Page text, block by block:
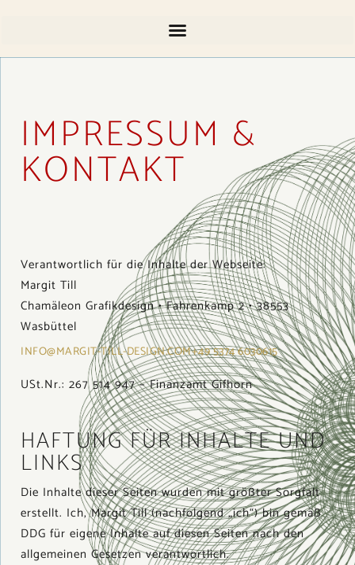
IMPRESSUM &
KONTAKT
Verantwortlich für die Inhalte der Webseite:
Margit Till
Chamäleon Grafikdesign • Fahrenkamp 2 • 38553
Wasbüttel
INFO@MARGIT-TILL-DESIGN.COM+49 5374 6030615
USt.Nr.: 267 514 947 – Finanzamt Gifhorn
HAFTUNG FÜR INHALTE UND
LINKS
Die Inhalte dieser Seiten wurden mit größter Sorgfalt
erstellt. Ich, Margit Till (nachfolgend „ich“) bin gemäß
DDG für eigene Inhalte auf diesen Seiten nach den
allgemeinen Gesetzen verantwortlich.